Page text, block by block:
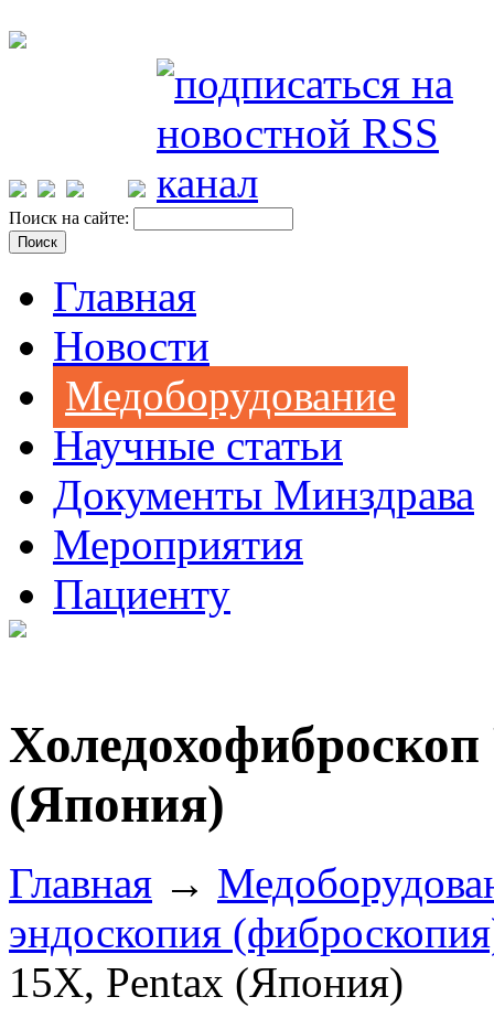
Поиск на сайте:
Главная
Новости
Медоборудование
Научные статьи
Документы Минздрава
Мероприятия
Пациенту
(Япония)
Главная →
эндоскопия
15X, Pentax (Япония)